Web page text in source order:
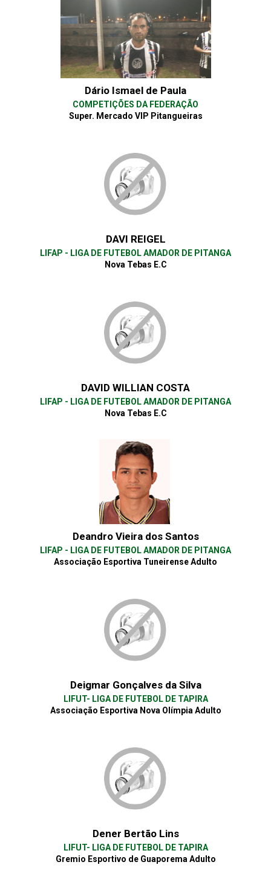
Dário Ismael de Paula
COMPETIÇÕES DA FEDERAÇÃO
Super. Mercado VIP Pitangueiras
DAVI REIGEL
LIFAP - LIGA DE FUTEBOL AMADOR DE PITANGA
Nova Tebas E.C
DAVID WILLIAN COSTA
LIFAP - LIGA DE FUTEBOL AMADOR DE PITANGA
Nova Tebas E.C
Deandro Vieira dos Santos
LIFAP - LIGA DE FUTEBOL AMADOR DE PITANGA
Associação Esportiva Tuneirense Adulto
Deigmar Gonçalves da Silva
LIFUT- LIGA DE FUTEBOL DE TAPIRA
Associação Esportiva Nova Olímpia Adulto
Dener Bertão Lins
LIFUT- LIGA DE FUTEBOL DE TAPIRA
Gremio Esportivo de Guaporema Adulto